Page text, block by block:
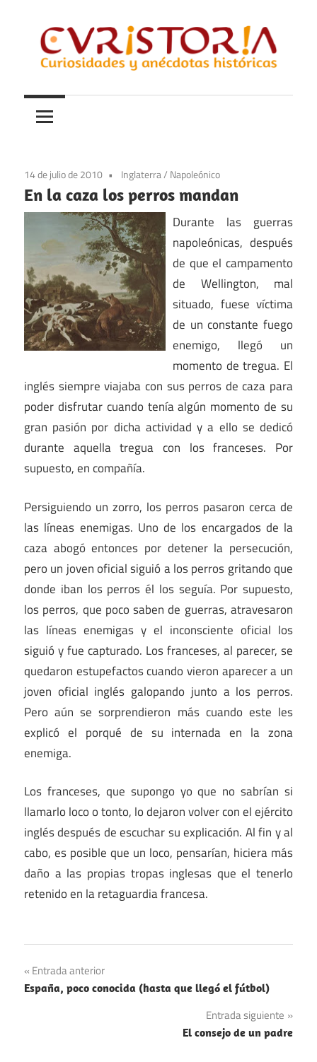
contenido
Curistoria
y
anécdotas
historia
14 de julio de 2010 Inglaterra/ Napoleónico
En la caza los perros mandan
Durante las guerras
napoleónicas, después
de que el campamento
de Wellington, mal
situado, fuese víctima
de un constante fuego
enemigo, llegó un
momento de tregua. El
inglés siempre viajaba con sus perros de caza para
poder disfrutar cuando tenía algún momento de su
gran pasión por dicha actividad y a ello se dedicó
durante aquella tregua con los franceses. Por
supuesto, en compañía.
Persiguiendo un zorro, los perros pasaron cerca de
las líneas enemigas. Uno de los encargados de la
caza abogó entonces por detener la persecución,
pero un joven oficial siguió a los perros gritando que
donde iban los perros él los seguía. Por supuesto,
los perros, que poco saben de guerras, atravesaron
las líneas enemigas y el inconsciente oficial los
siguió y fue capturado. Los franceses, al parecer, se
quedaron estupefactos cuando vieron aparecer a un
joven oficial inglés galopando junto a los perros.
Pero aún se sorprendieron más cuando este les
explicó el porqué de su internada en la zona
enemiga.
Los franceses, que supongo yo que no sabrían si
llamarlo loco o tonto, lo dejaron volver con el ejército
inglés después de escuchar su explicación. Al fin y al
cabo, es posible que un loco, pensarían, hiciera más
daño a las propias tropas inglesas que el tenerlo
retenido en la retaguardia francesa.
Navegación
de
Entrada anterior
España, poco conocida (hasta que llegó el fútbol)
Entrada siguiente
El consejo de un padre